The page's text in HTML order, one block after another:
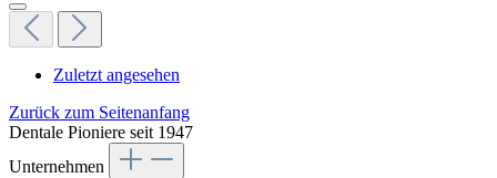
Zuletzt angesehen
Zurück zum Seitenanfang
Dentale Pioniere seit 1947
Unternehmen